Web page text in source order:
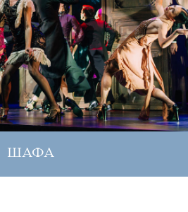
ШАФА